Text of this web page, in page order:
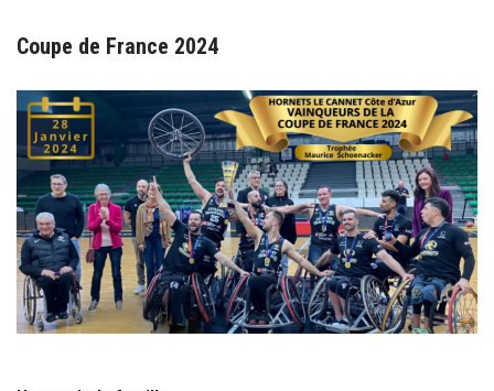
Coupe de France 2024